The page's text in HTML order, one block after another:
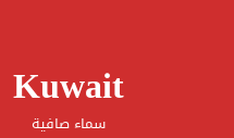
Kuwait
سماء صافية